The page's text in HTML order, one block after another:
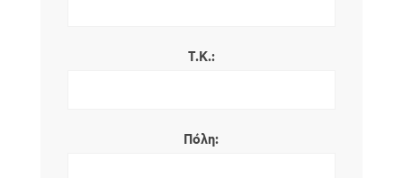
Τ.Κ.:
Πόλη: